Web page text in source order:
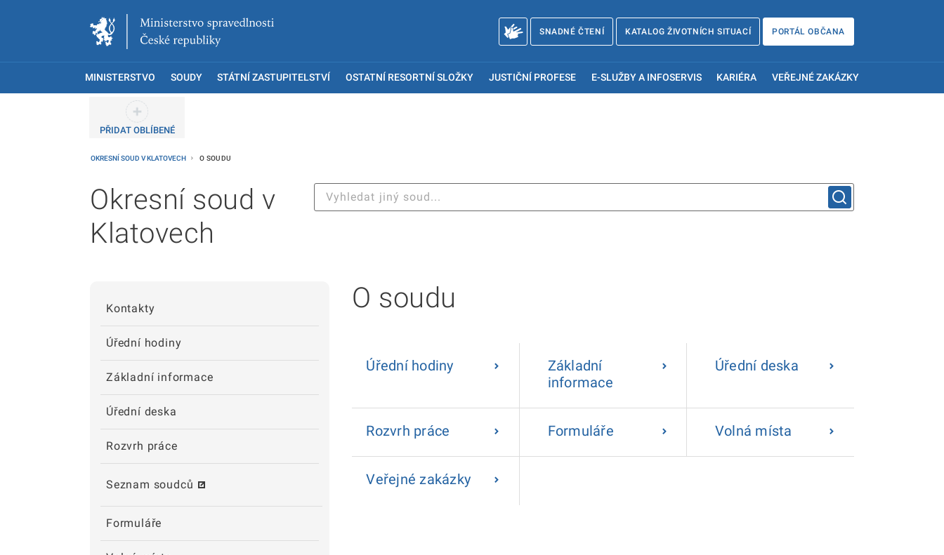
SNADNÉ ČTENÍ KATALOG ŽIVOTNÍCH SITUACÍ PORTÁL OBČANA
MINISTERSTVO SOUDY STÁTNÍ ZASTUPITELSTVÍ OSTATNÍ RESORTNÍ SLOŽKY JUSTIČNÍ PROFESE E-SLUŽBY A INFOSERVIS KARIÉRA VEŘEJNÉ ZAKÁZKY
PŘIDAT OBLÍBENÉ
OKRESNÍ SOUD V KLATOVECH O SOUDU
Okresní soud v
Klatovech
Kontakty
Úřední hodiny
Základní informace
Úřední deska
Rozvrh práce
Seznam soudců
Formuláře
O soudu
Úřední hodiny
Základní
informace
Úřední deska
Rozvrh práce Formuláře Volná místa
Veřejné zakázky